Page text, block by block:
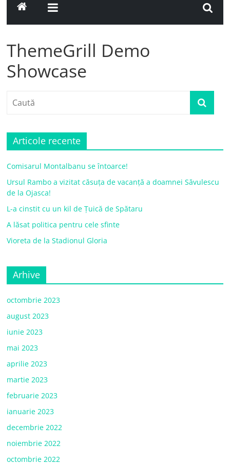
ThemeGrill Demo
Showcase
Articole recente
Comisarul Montalbanu se întoarce!
Ursul Rambo a vizitat căsuța de vacanță a doamnei Săvulescu
de la Ojasca!
L-a cinstit cu un kil de Țuică de Spătaru
A lăsat politica pentru cele sfinte
Vioreta de la Stadionul Gloria
Arhive
octombrie 2023
august 2023
iunie 2023
mai 2023
aprilie 2023
martie 2023
februarie 2023
ianuarie 2023
decembrie 2022
noiembrie 2022
octombrie 2022